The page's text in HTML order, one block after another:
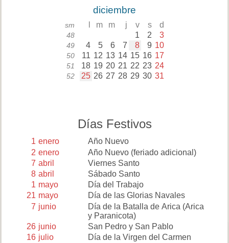
diciembre
sm m m j v s d
48 1 2 3
49 4 5 6 7 8 9 10
50 11 12 13 14 15 16 17
51 18 19 20 21 22 23 24
52 25 26 27 28 29 30 31
Días Festivos
1 enero
Año Nuevo
2 enero
Año Nuevo (feriado adicional)
7 abril
Viernes Santo
8 abril
Sábado Santo
1 mayo
Día del Trabajo
21 mayo
Día de las Glorias Navales
7 junio
Día de la Batalla de Arica (Arica
y Paranicota)
26 junio
San Pedro y San Pablo
16 julio
Día de la Virgen del Carmen